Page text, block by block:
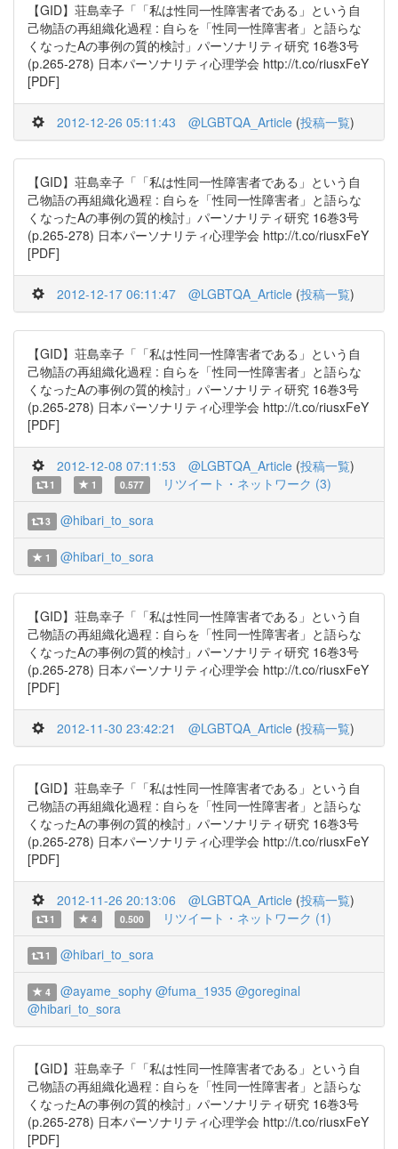
【GID】荘島幸子「「私は性同一性障害者である」という自
己物語の再組織化過程 : 自らを「性同一性障害者」と語らな
くなったAの事例の質的検討」パーソナリティ研究 16巻3号
(p.265-278) 日本パーソナリティ心理学会 http://t.co/riusxFeY
[PDF]
2012-12-26 05:11:43 @LGBTQA_Article (投稿一覧)
【GID】荘島幸子「「私は性同一性障害者である」という自
己物語の再組織化過程 : 自らを「性同一性障害者」と語らな
くなったAの事例の質的検討」パーソナリティ研究 16巻3号
(p.265-278) 日本パーソナリティ心理学会 http://t.co/riusxFeY
[PDF]
2012-12-17 06:11:47 @LGBTQA_Article (投稿一覧)
【GID】荘島幸子「「私は性同一性障害者である」という自
己物語の再組織化過程 : 自らを「性同一性障害者」と語らな
くなったAの事例の質的検討」パーソナリティ研究 16巻3号
(p.265-278) 日本パーソナリティ心理学会 http://t.co/riusxFeY
[PDF]
2012-12-08 07:11:53 @LGBTQA_Article (投稿一覧)
1 1 0.577 リツイート・ネットワーク (3)
3 @hibari_to_sora
1 @hibari_to_sora
【GID】荘島幸子「「私は性同一性障害者である」という自
己物語の再組織化過程 : 自らを「性同一性障害者」と語らな
くなったAの事例の質的検討」パーソナリティ研究 16巻3号
(p.265-278) 日本パーソナリティ心理学会 http://t.co/riusxFeY
[PDF]
2012-11-30 23:42:21 @LGBTQA_Article (投稿一覧)
【GID】荘島幸子「「私は性同一性障害者である」という自
己物語の再組織化過程 : 自らを「性同一性障害者」と語らな
くなったAの事例の質的検討」パーソナリティ研究 16巻3号
(p.265-278) 日本パーソナリティ心理学会 http://t.co/riusxFeY
[PDF]
2012-11-26 20:13:06 @LGBTQA_Article (投稿一覧)
1 4 0.500 リツイート・ネットワーク (1)
1 @hibari_to_sora
4 @ayame_sophy @fuma_1935 @goreginal
@hibari_to_sora
【GID】荘島幸子「「私は性同一性障害者である」という自
己物語の再組織化過程 : 自らを「性同一性障害者」と語らな
くなったAの事例の質的検討」パーソナリティ研究 16巻3号
(p.265-278) 日本パーソナリティ心理学会 http://t.co/riusxFeY
[PDF]